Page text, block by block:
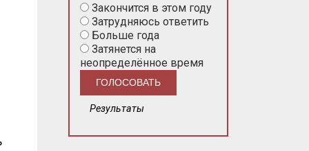
Закончится в этом году
Затрудняюсь ответить
Больше года
Затянется на
неопределённое время
Результаты